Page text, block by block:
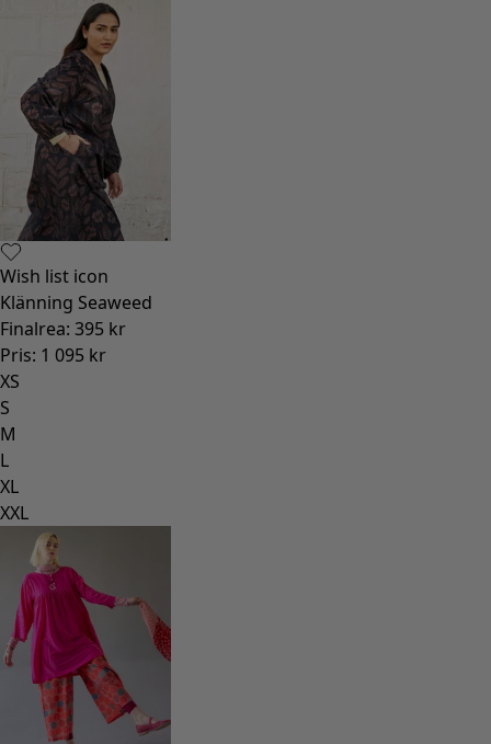
Wish list icon
Klänning Seaweed
Finalrea: 395 kr
Pris: 1 095 kr
XS
S
M
L
XL
XXL